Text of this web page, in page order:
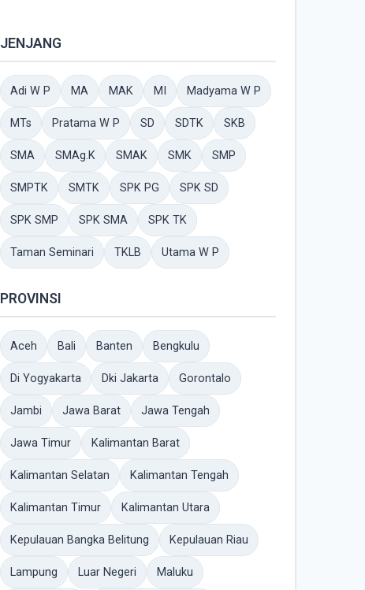
JENJANG
Adi W P MA MAK MI Madyama W P
MTs Pratama W P SD SDTK SKB
SMA SMAg.K SMAK SMK SMP
SMPTK SMTK SPK PG SPK SD
SPK SMP SPK SMA SPK TK
Taman Seminari TKLB Utama W P
PROVINSI
Aceh Bali Banten Bengkulu
Di Yogyakarta Dki Jakarta Gorontalo
Jambi Jawa Barat Jawa Tengah
Jawa Timur Kalimantan Barat
Kalimantan Selatan Kalimantan Tengah
Kalimantan Timur Kalimantan Utara
Kepulauan Bangka Belitung Kepulauan Riau
Lampung Luar Negeri Maluku